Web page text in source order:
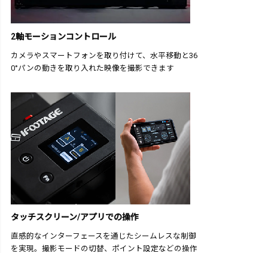
2軸モーションコントロール
カメラやスマートフォンを取り付けて、水平移動と36
0°パンの動きを取り入れた映像を撮影できます
タッチスクリーン/アプリでの操作
直感的なインターフェースを通じたシームレスな制御
を実現。撮影モードの切替、ポイント設定などの操作